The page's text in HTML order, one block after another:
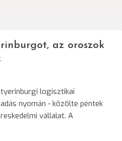
az oroszok
logisztikai
nyomán - közölte péntek
vállalat. A